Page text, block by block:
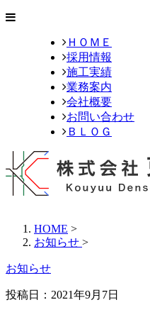
ＨＯＭＥ
採用情報
施工実績
業務案内
会社概要
お問い合わせ
ＢＬＯＧ
HOME >
お知らせ >
お知らせ
投稿日：2021年9月7日